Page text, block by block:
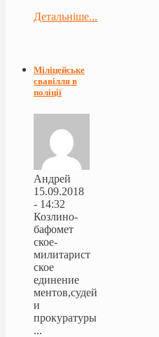
Детальніше...
Міліцейське
свавілля в
поліції
Андрей
15.09.2018
- 14:32
Козлино-
бафомет
ское-
милитарист
ское
единение
ментов,судей
и
прокуратуры
...